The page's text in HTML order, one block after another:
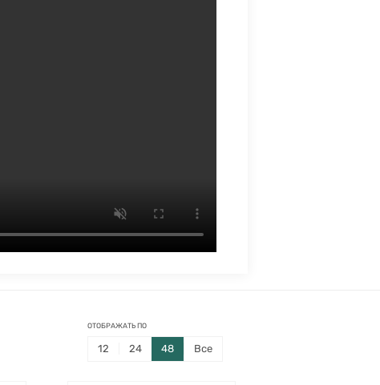
ОТОБРАЖАТЬ ПО
12 24 48 Все